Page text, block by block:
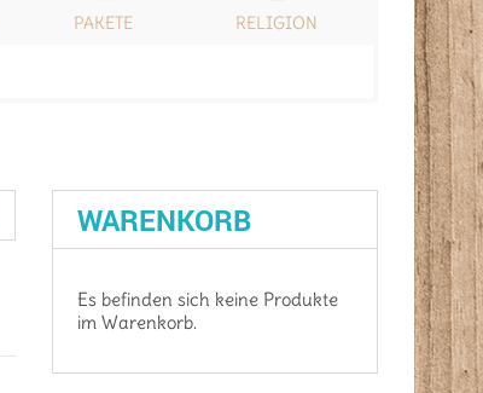
PAKETE RELIGION
WARENKORB
Es befinden sich keine Produkte
im Warenkorb.